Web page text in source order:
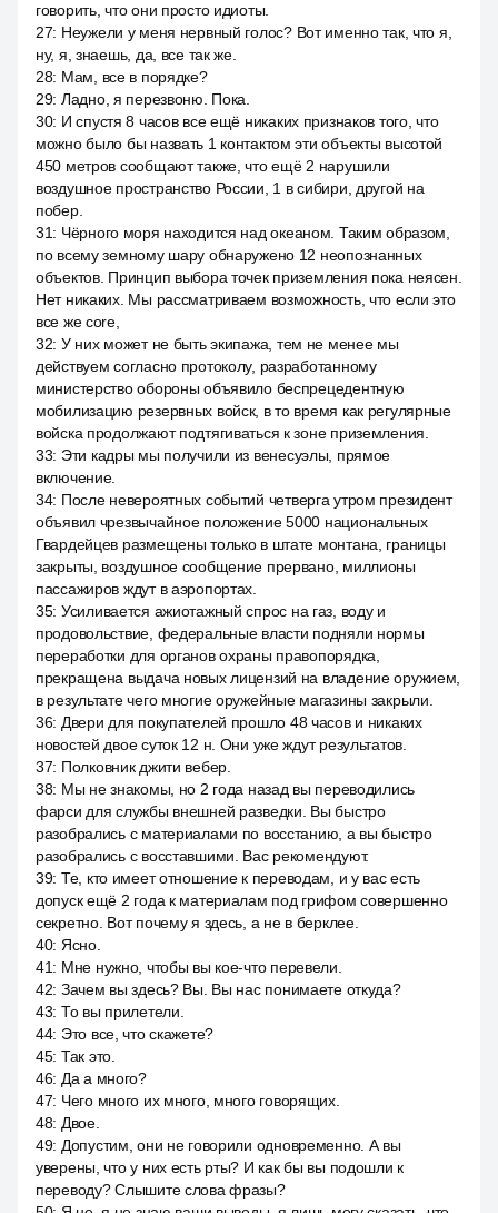
говорить, что они просто идиоты.
27: Неужели у меня нервный голос? Вот именно так, что я,
ну, я, знаешь, да, все так же.
28: Мам, все в порядке?
29: Ладно, я перезвоню. Пока.
30: И спустя 8 часов все ещё никаких признаков того, что
можно было бы назвать 1 контактом эти объекты высотой
450 метров сообщают также, что ещё 2 нарушили
воздушное пространство России, 1 в сибири, другой на
побер.
31: Чёрного моря находится над океаном. Таким образом,
по всему земному шару обнаружено 12 неопознанных
объектов. Принцип выбора точек приземления пока неясен.
Нет никаких. Мы рассматриваем возможность, что если это
все же core,
32: У них может не быть экипажа, тем не менее мы
действуем согласно протоколу, разработанному
министерство обороны объявило беспрецедентную
мобилизацию резервных войск, в то время как регулярные
войска продолжают подтягиваться к зоне приземления.
33: Эти кадры мы получили из венесуэлы, прямое
включение.
34: После невероятных событий четверга утром президент
объявил чрезвычайное положение 5000 национальных
Гвардейцев размещены только в штате монтана, границы
закрыты, воздушное сообщение прервано, миллионы
пассажиров ждут в аэропортах.
35: Усиливается ажиотажный спрос на газ, воду и
продовольствие, федеральные власти подняли нормы
переработки для органов охраны правопорядка,
прекращена выдача новых лицензий на владение оружием,
в результате чего многие оружейные магазины закрыли.
36: Двери для покупателей прошло 48 часов и никаких
новостей двое суток 12 н. Они уже ждут результатов.
37: Полковник джити вебер.
38: Мы не знакомы, но 2 года назад вы переводились
фарси для службы внешней разведки. Вы быстро
разобрались с материалами по восстанию, а вы быстро
разобрались с восставшими. Вас рекомендуют.
39: Те, кто имеет отношение к переводам, и у вас есть
допуск ещё 2 года к материалам под грифом совершенно
секретно. Вот почему я здесь, а не в берклее.
40: Ясно.
41: Мне нужно, чтобы вы кое-что перевели.
42: Зачем вы здесь? Вы. Вы нас понимаете откуда?
43: То вы прилетели.
44: Это все, что скажете?
45: Так это.
46: Да а много?
47: Чего много их много, много говорящих.
48: Двое.
49: Допустим, они не говорили одновременно. А вы
уверены, что у них есть рты? И как бы вы подошли к
переводу? Слышите слова фразы?